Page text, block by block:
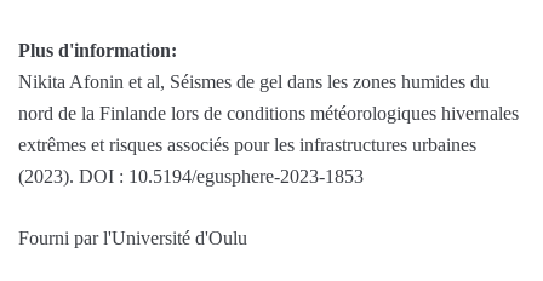
Plus d'information:
Nikita Afonin et al, Séismes de gel dans les zones humides du
nord de la Finlande lors de conditions météorologiques hivernales
extrêmes et risques associés pour les infrastructures urbaines
(2023). DOI : 10.5194/egusphere-2023-1853
Fourni par l'Université d'Oulu